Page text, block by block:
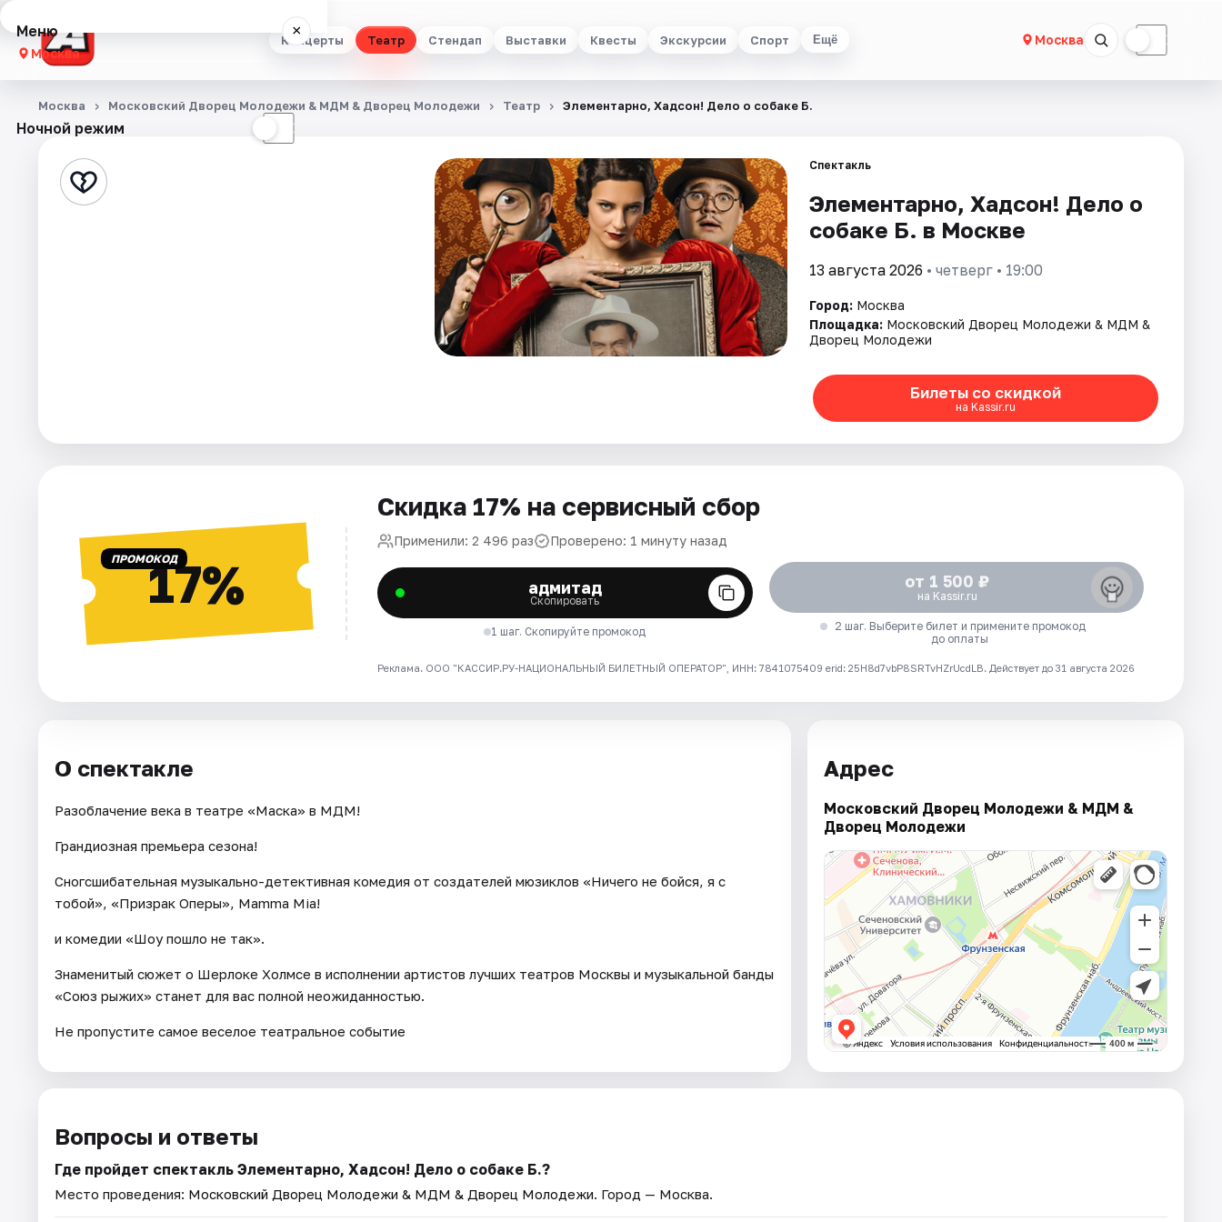
Концерты Театр Стендап Выставки Квесты Экскурсии Спорт Ещё Москва ☾
Меню ×
Москва
Концерты
Стендап
Артисты
Рейтинги
Ночной режим ☾
Москва Московский Дворец Молодежи & МДМ & Дворец Молодежи Театр Элементарно, Хадсон! Дело о собаке Б.
Спектакль
Элементарно, Хадсон! Дело о
собаке Б. в Москве
13 августа 2026 • четверг • 19:00
Город: Москва
Площадка: Московский Дворец Молодежи & МДМ &
Дворец Молодежи
Билеты со скидкой
на Kassir.ru
ПРОМОКОД17%
Скидка 17% на сервисный сбор
Применили: 2 496 раз Проверено: 1 минуту назад
адмитад
Скопировать
1 шаг. Скопируйте промокод
от 1 500 ₽
на Kassir.ru
2 шаг. Выберите билет и примените промокод
до оплаты
Реклама. ООО "КАССИР.РУ-НАЦИОНАЛЬНЫЙ БИЛЕТНЫЙ ОПЕРАТОР", ИНН: 7841075409 erid: 25H8d7vbP8SRTvHZrUcdLB. Действует до 31 августа 2026
О спектакле
Разоблачение века в театре «Маска» в МДМ!
Грандиозная премьера сезона!
Сногсшибательная музыкально-детективная комедия от создателей мюзиклов «Ничего не бойся, я с
тобой», «Призрак Оперы», Mamma Mia!
и комедии «Шоу пошло не так».
Знаменитый сюжет о Шерлоке Холмсе в исполнении артистов лучших театров Москвы и музыкальной банды
«Союз рыжих» станет для вас полной неожиданностью.
Не пропустите самое веселое театральное событие
Адрес
Московский Дворец Молодежи & МДМ &
Дворец Молодежи
Вопросы и ответы
Где пройдет спектакль Элементарно, Хадсон! Дело о собаке Б.?
Место проведения: Московский Дворец Молодежи & МДМ & Дворец Молодежи. Город — Москва.